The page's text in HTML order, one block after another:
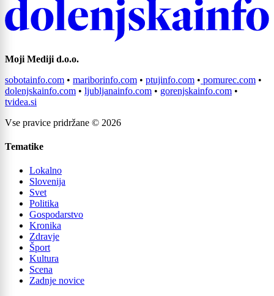
Moji Mediji d.o.o.
sobotainfo.com • mariborinfo.com • ptujinfo.com • pomurec.com •
dolenjskainfo.com • ljubljanainfo.com • gorenjskainfo.com •
tvidea.si
Vse pravice pridržane © 2026
Tematike
Lokalno
Slovenija
Svet
Politika
Gospodarstvo
Kronika
Zdravje
Šport
Kultura
Scena
Zadnje novice